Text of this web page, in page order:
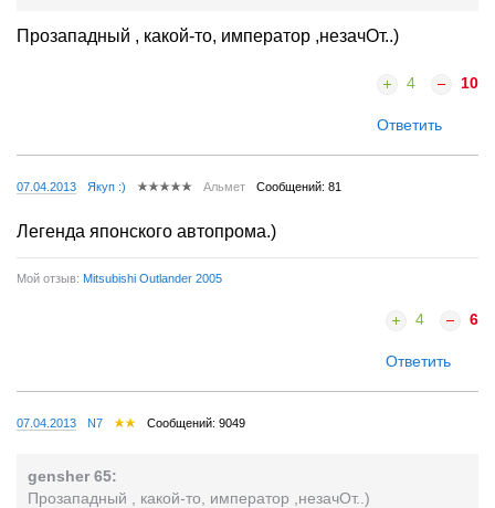
Прозападный , какой-то, император ,незачОт..)
4 10
Ответить
07.04.2013 Якуп :) Альмет Сообщений: 81
Легенда японского автопрома.)
Мой отзыв: Mitsubishi Outlander 2005
4 6
Ответить
07.04.2013 N7 Сообщений: 9049
gensher 65:
Прозападный , какой-то, император ,незачОт..)